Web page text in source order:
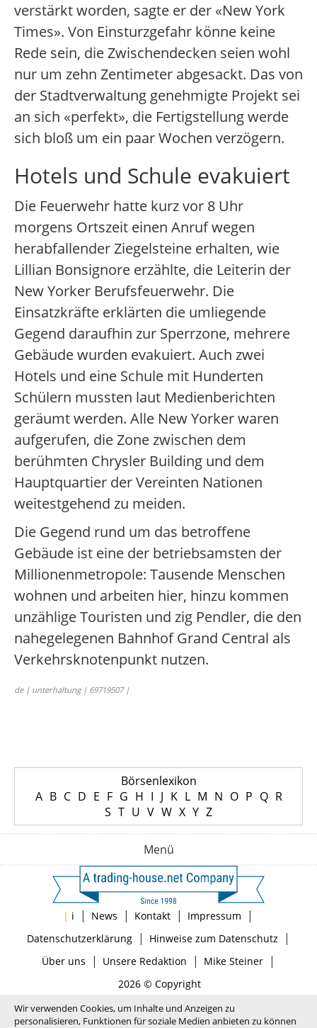
verstärkt worden, sagte er der «New York
Times». Von Einsturzgefahr könne keine
Rede sein, die Zwischendecken seien wohl
nur um zehn Zentimeter abgesackt. Das von
der Stadtverwaltung genehmigte Projekt sei
an sich «perfekt», die Fertigstellung werde
sich bloß um ein paar Wochen verzögern.
Hotels und Schule evakuiert
Die Feuerwehr hatte kurz vor 8 Uhr
morgens Ortszeit einen Anruf wegen
herabfallender Ziegelsteine erhalten, wie
Lillian Bonsignore erzählte, die Leiterin der
New Yorker Berufsfeuerwehr. Die
Einsatzkräfte erklärten die umliegende
Gegend daraufhin zur Sperrzone, mehrere
Gebäude wurden evakuiert. Auch zwei
Hotels und eine Schule mit Hunderten
Schülern mussten laut Medienberichten
geräumt werden. Alle New Yorker waren
aufgerufen, die Zone zwischen dem
berühmten Chrysler Building und dem
Hauptquartier der Vereinten Nationen
weitestgehend zu meiden.
Die Gegend rund um das betroffene
Gebäude ist eine der betriebsamsten der
Millionenmetropole: Tausende Menschen
wohnen und arbeiten hier, hinzu kommen
unzählige Touristen und zig Pendler, die den
nahegelegenen Bahnhof Grand Central als
Verkehrsknotenpunkt nutzen.
de | unterhaltung | 69719507 |
Börsenlexikon
A B C D E F G H I J K L M N O P Q R
S T U V W X Y Z
Menü
| i | News | Kontakt | Impressum |
Datenschutzerklärung| Hinweise zum Datenschutz |
Über uns | Unsere Redaktion | Mike Steiner|
2026 © Copyright
Wir verwenden Cookies, um Inhalte und Anzeigen zu
personalisieren, Funktionen für soziale Medien anbieten zu können